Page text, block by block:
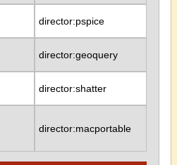
director:pspice
director:geoquery
director:shatter
director:macportable